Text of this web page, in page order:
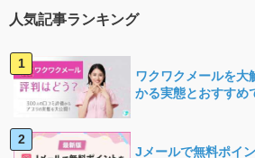
人気記事ランキング
ワクワクメールを大
かる実態とおすすめ
Jメールで無料ポイ